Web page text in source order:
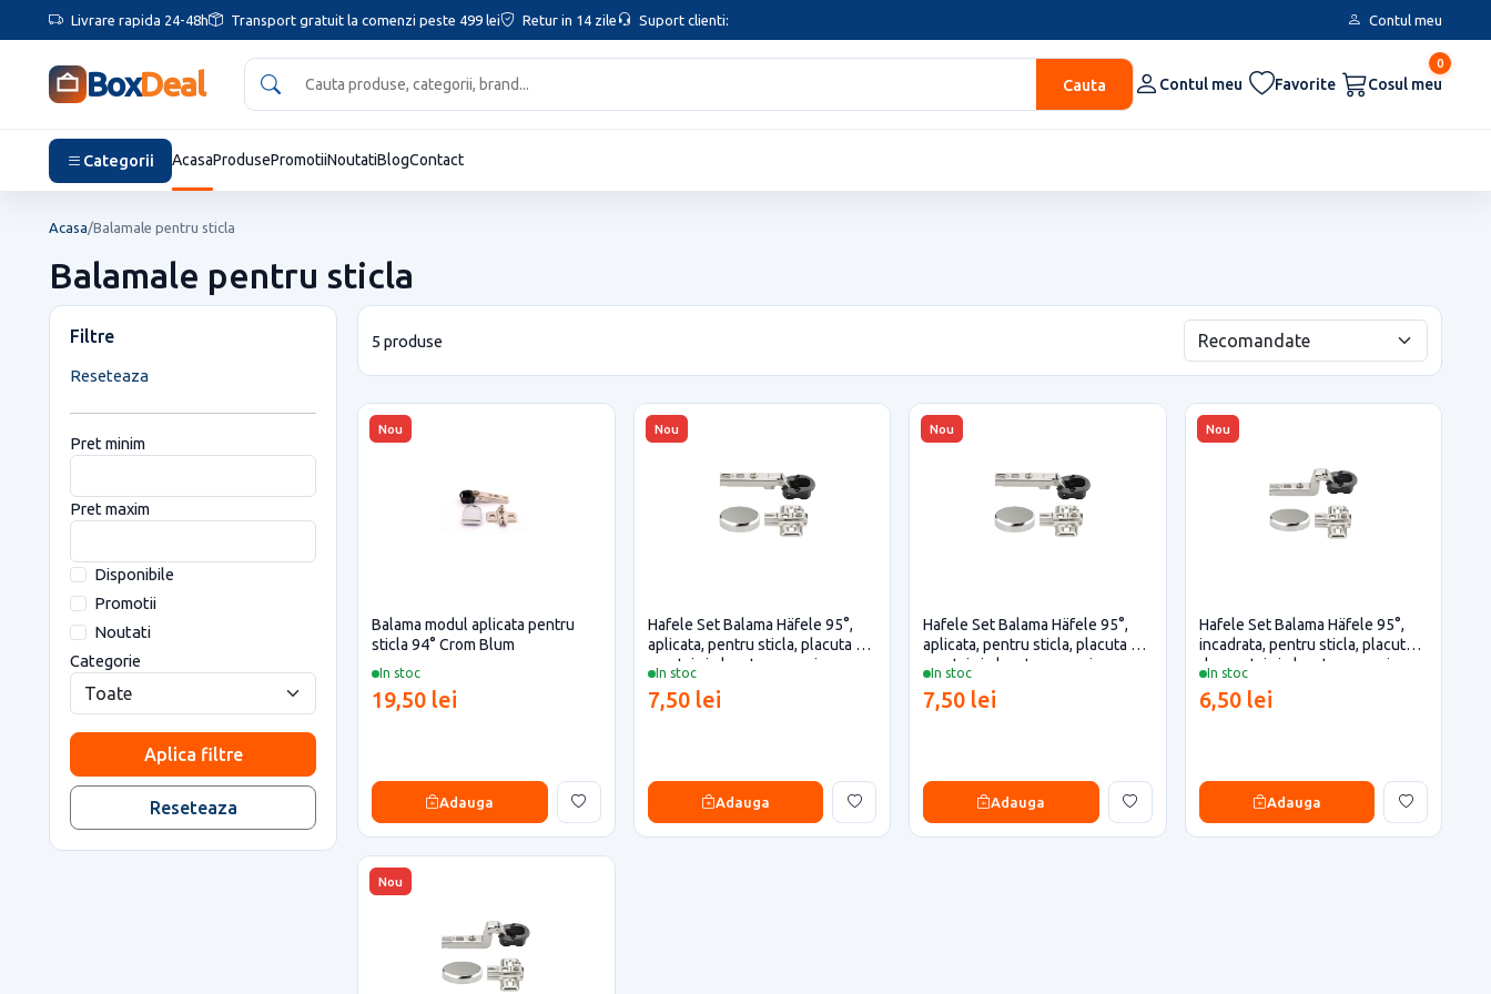
Livrare rapida 24-48h Transport gratuit la comenzi peste 499 lei Retur in 14 zile Suport clienti: Contul meu
BoxDeal Cauta Contul meu Favorite
0
Cosul meu
Categorii AcasaProdusePromotiiNoutatiBlogContact
Acasa/Balamale pentru sticla
Balamale pentru sticla
Filtre
Reseteaza
Pret minim
Pret maxim
Disponibile
Promotii
Noutati
Categorie
Aplica filtre
Reseteaza
5 produse
Nou
In stoc
Balama modul aplicata pentru
sticla 94° Crom Blum
19,50 lei
Adauga
Nou
In stoc
Hafele Set Balama Häfele 95°,
aplicata, pentru sticla, placuta de
montaj si placuta acoperire,
7,50 lei
Adauga
Nou
In stoc
Hafele Set Balama Häfele 95°,
aplicata, pentru sticla, placuta de
montaj si placuta acoperire,
7,50 lei
Adauga
Nou
In stoc
Hafele Set Balama Häfele 95°,
incadrata, pentru sticla, placuta
de montaj si placuta acoperire,
6,50 lei
Adauga
Nou